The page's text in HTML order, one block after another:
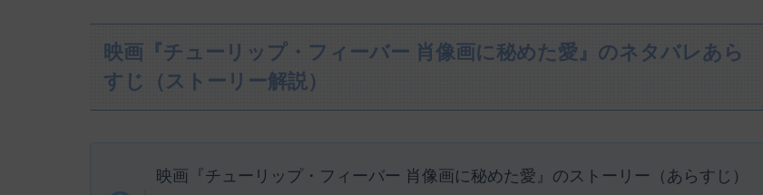
映画『チューリップ・フィーバー 肖像画に秘めた愛』のネタバレあら
すじ（ストーリー解説）
映画『チューリップ・フィーバー 肖像画に秘めた愛』のストーリー（あらすじ）